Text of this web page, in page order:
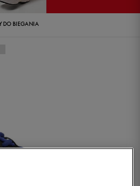
DO BIEGANIA